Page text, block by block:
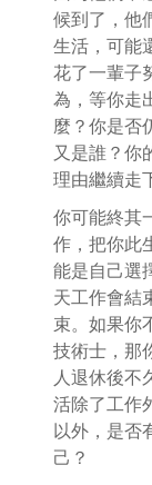
候到了，他
生活，可能
花了一輩子
為，等你走
麼？你是否
又是誰？你
理由繼續走
你可能終其
作，把你此
能是自己選
天工作會結
束。如果你
技術士，那
人退休後不
活除了工作
以外，是否
己？